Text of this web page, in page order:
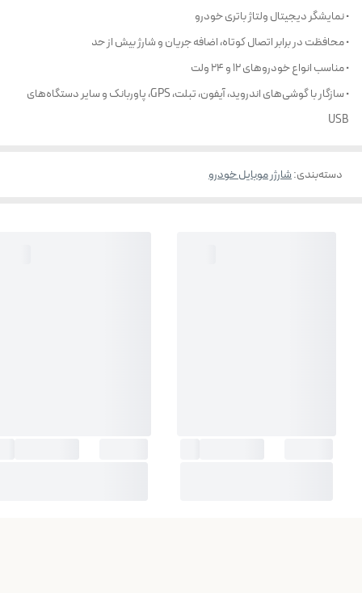
• نمایشگر دیجیتال ولتاژ باتری خودرو
• محافظت در برابر اتصال کوتاه، اضافه جریان و شارژ بیش از حد
• مناسب انواع خودروهای 12 و 24 ولت
• سازگار با گوشی‌های اندروید، آیفون، تبلت، GPS، پاوربانک و سایر دستگاه‌های
USB
دسته‌بندی:شارژر موبایل خودرو